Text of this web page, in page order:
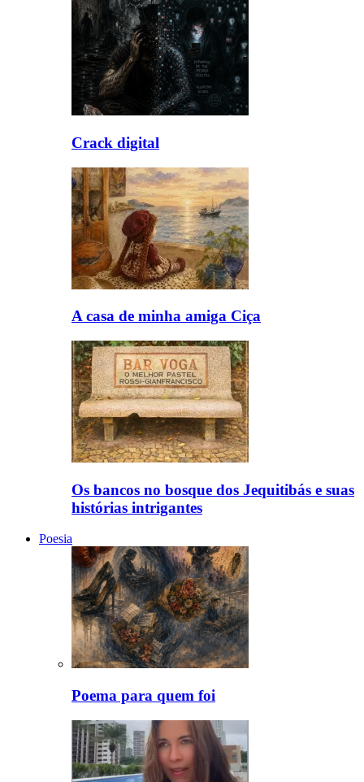
Crack digital
A casa de minha amiga Ciça
Os bancos no bosque dos Jequitibás e suas
histórias intrigantes
Poesia
Poema para quem foi